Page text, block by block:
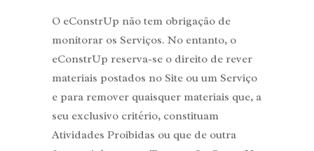
O eConstrUp não tem obrigação de
monitorar os Serviços. No entanto, o
eConstrUp reserva-se o direito de rever
materiais postados no Site ou um Serviço
e para remover quaisquer materiais que, a
seu exclusivo critério, constituam
Atividades Proibidas ou que de outra